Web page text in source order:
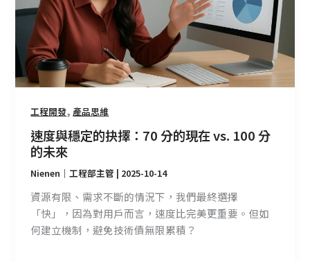
工程開發, 產品思維
速度與穩定的抉擇：70 分的現在 vs. 100 分
的未來
Nienen｜工程部主管 | 2025-10-14
資源有限、需求不斷的情況下，我們最終選擇
「快」，因為對用戶而言，速度比完美更重要。但如
何建立機制，避免技術債無限累積？
抉
擇：
70
分
的
現
在
100
分
的
未
來